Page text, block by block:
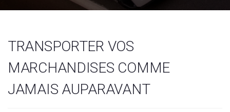
TRANSPORTER VOS
MARCHANDISES COMME
JAMAIS AUPARAVANT